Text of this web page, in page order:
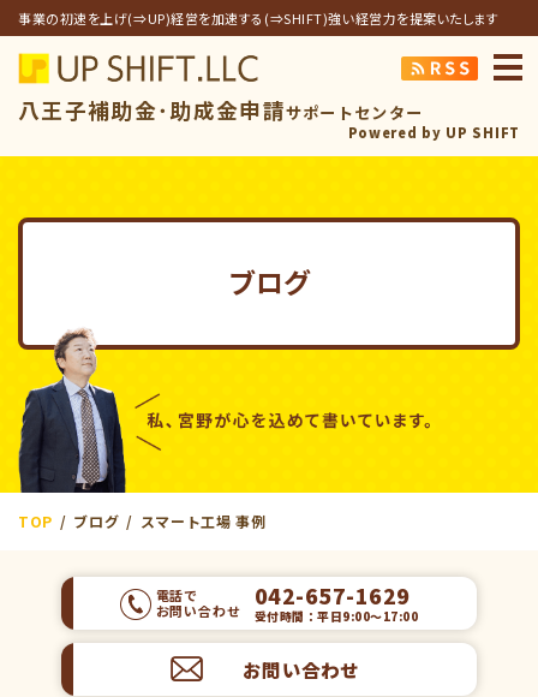
事業の初速を上げ(⇒UP)経営を加速する(⇒SHIFT)強い経営力を提案いたします
アップシフト合
八王子補助金･助成金申請サポートセンター
Powered by UP SHIFT
ブログ
TOP ブログ スマート工場 事例
電話で
お問い合わせ
042-657-1629
受付時間：平日9:00～17:00
お問い合わせ